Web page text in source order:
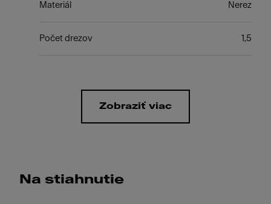
Materiál Nerez
Počet drezov 1,5
Zobraziť viac
Na stiahnutie